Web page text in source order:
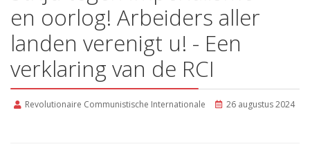
en oorlog! Arbeiders aller
landen verenigt u! - Een
verklaring van de RCI
Revolutionaire Communistische Internationale 26 augustus 2024